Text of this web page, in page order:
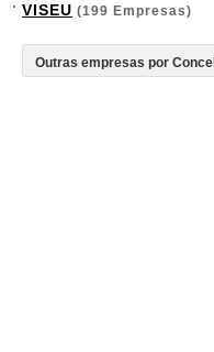
VISEU (199 Empresas)